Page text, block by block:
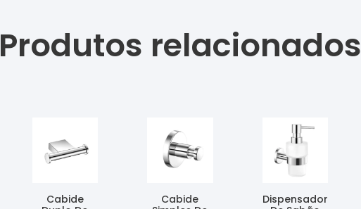
Produtos relacionados
Cabide
Cabide
Dispensador